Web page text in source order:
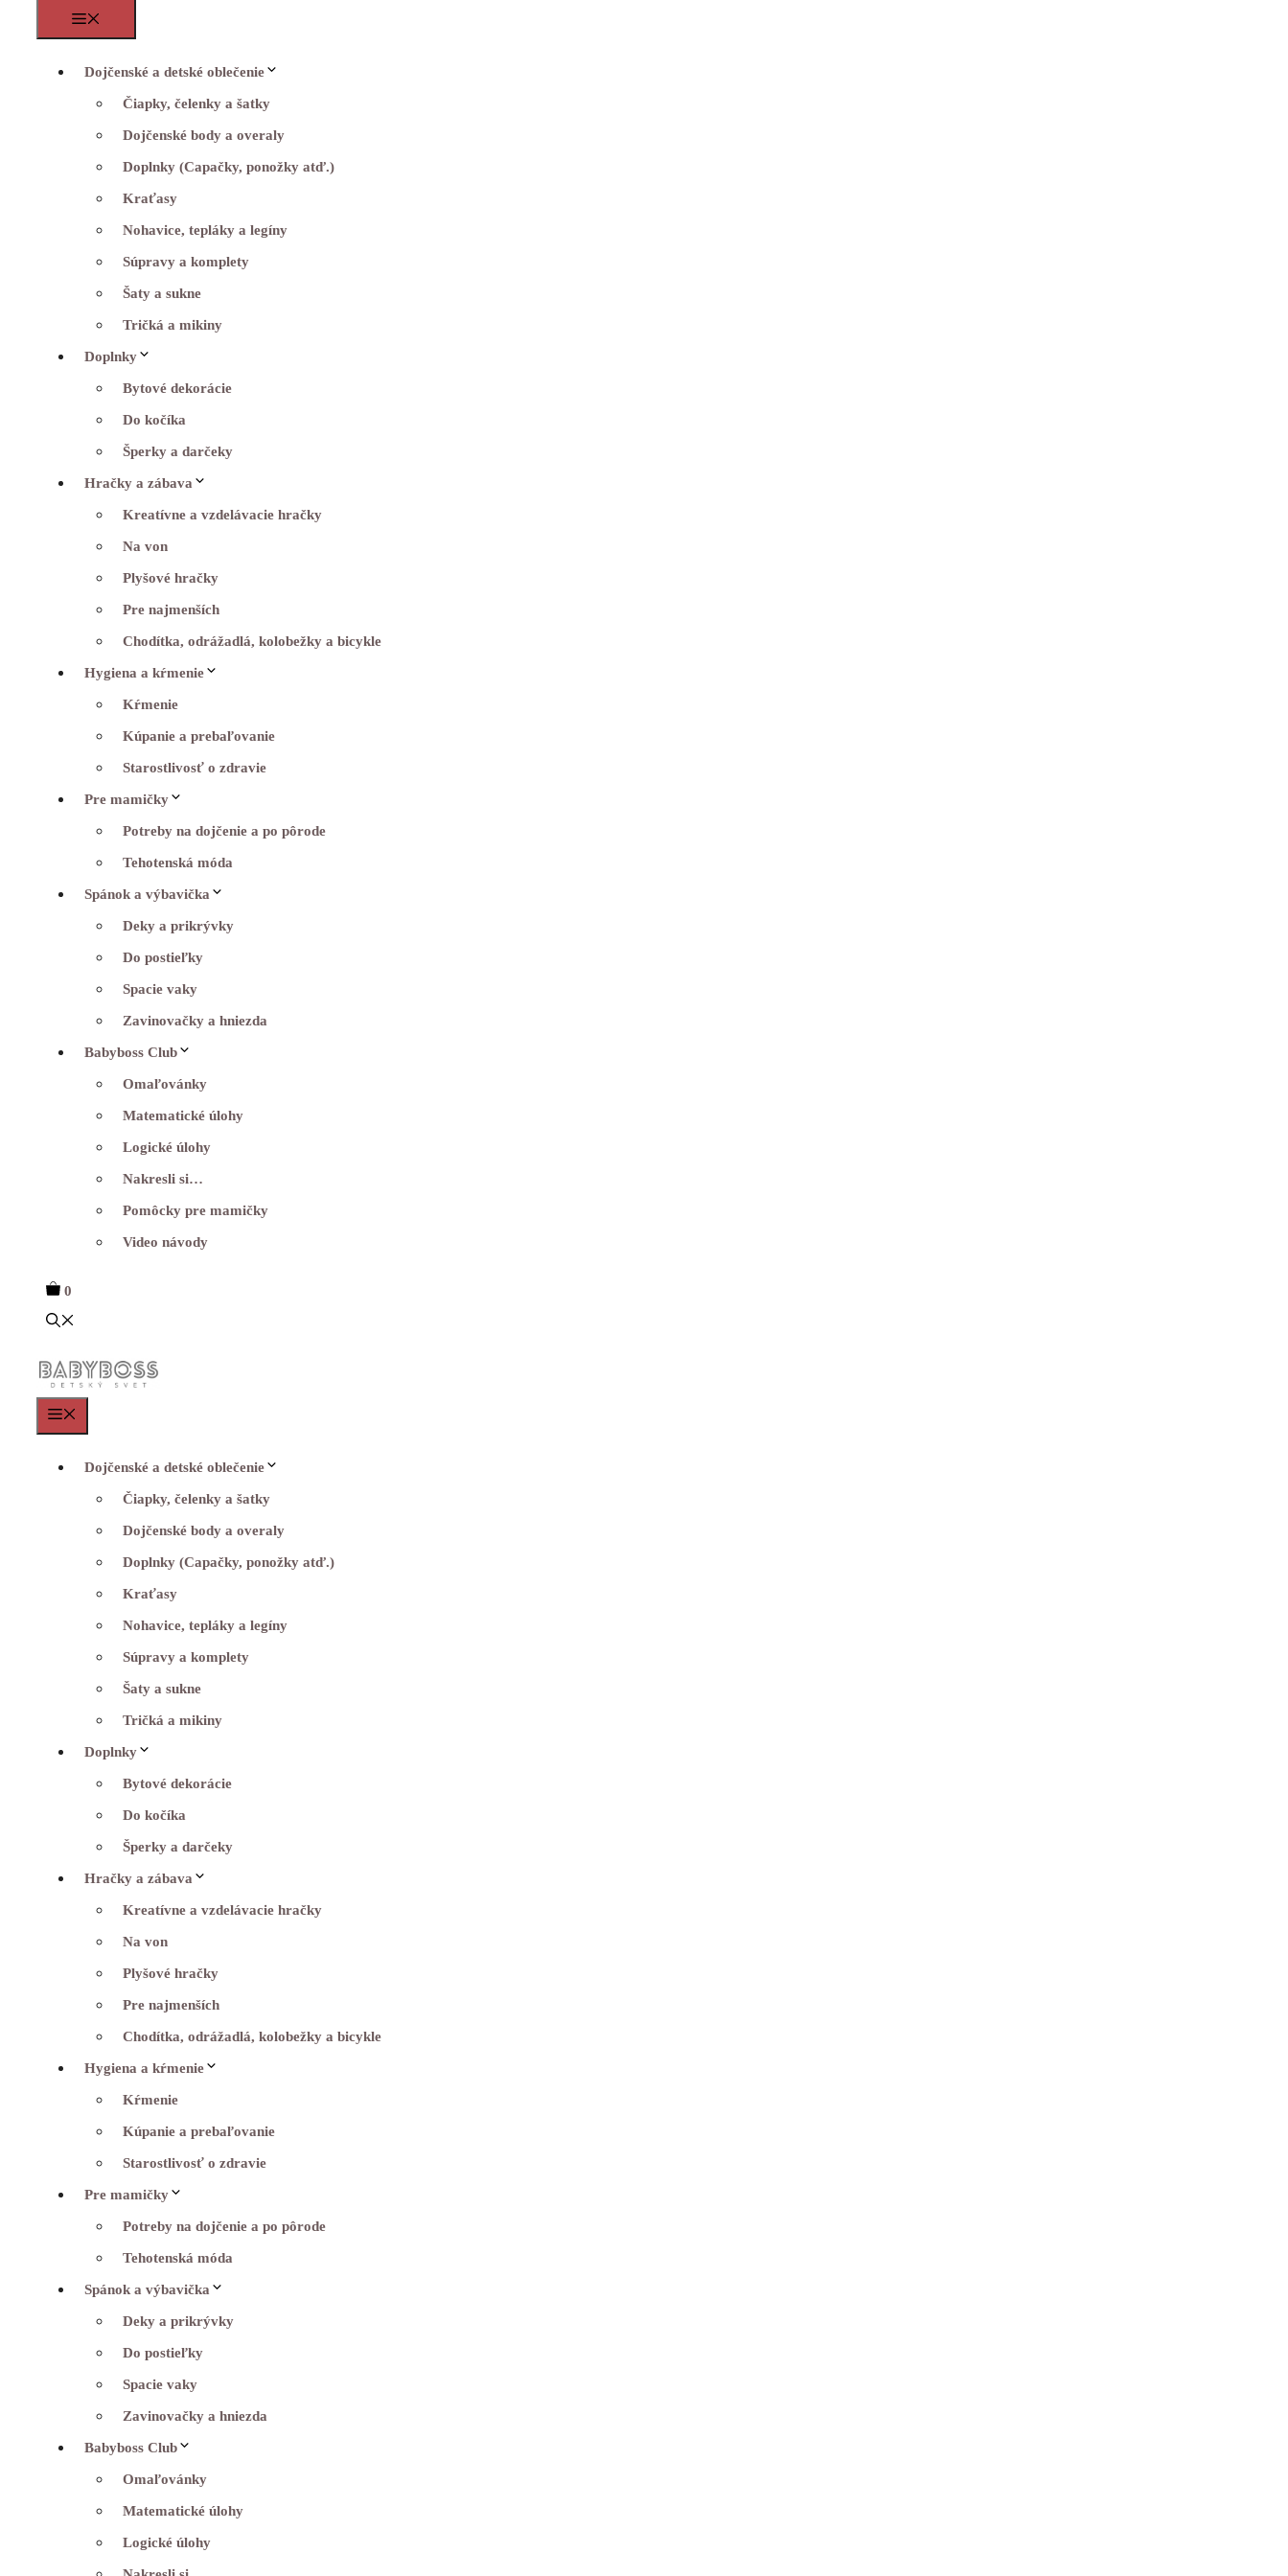
Dojčenské a detské oblečenie
Čiapky, čelenky a šatky
Dojčenské body a overaly
Doplnky (Capačky, ponožky atď.)
Kraťasy
Nohavice, tepláky a legíny
Súpravy a komplety
Šaty a sukne
Tričká a mikiny
Doplnky
Bytové dekorácie
Do kočíka
Šperky a darčeky
Hračky a zábava
Kreatívne a vzdelávacie hračky
Na von
Plyšové hračky
Pre najmenších
Chodítka, odrážadlá, kolobežky a bicykle
Hygiena a kŕmenie
Kŕmenie
Kúpanie a prebaľovanie
Starostlivosť o zdravie
Pre mamičky
Potreby na dojčenie a po pôrode
Tehotenská móda
Spánok a výbavička
Deky a prikrývky
Do postieľky
Spacie vaky
Zavinovačky a hniezda
Babyboss Club
Omaľovánky
Matematické úlohy
Logické úlohy
Nakresli si…
Pomôcky pre mamičky
Video návody
0
Dojčenské a detské oblečenie
Čiapky, čelenky a šatky
Dojčenské body a overaly
Doplnky (Capačky, ponožky atď.)
Kraťasy
Nohavice, tepláky a legíny
Súpravy a komplety
Šaty a sukne
Tričká a mikiny
Doplnky
Bytové dekorácie
Do kočíka
Šperky a darčeky
Hračky a zábava
Kreatívne a vzdelávacie hračky
Na von
Plyšové hračky
Pre najmenších
Chodítka, odrážadlá, kolobežky a bicykle
Hygiena a kŕmenie
Kŕmenie
Kúpanie a prebaľovanie
Starostlivosť o zdravie
Pre mamičky
Potreby na dojčenie a po pôrode
Tehotenská móda
Spánok a výbavička
Deky a prikrývky
Do postieľky
Spacie vaky
Zavinovačky a hniezda
Babyboss Club
Omaľovánky
Matematické úlohy
Logické úlohy